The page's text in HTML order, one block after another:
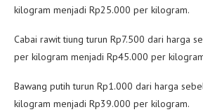
kilogram menjadi Rp25.000 per kilogram.
Cabai rawit tiung turun Rp7.500 dari harga
per kilogram menjadi Rp45.000 per
Bawang putih turun Rp1.000 dari harga
kilogram menjadi Rp39.000 per kilogram.